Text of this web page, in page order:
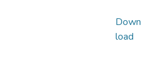
Down
load